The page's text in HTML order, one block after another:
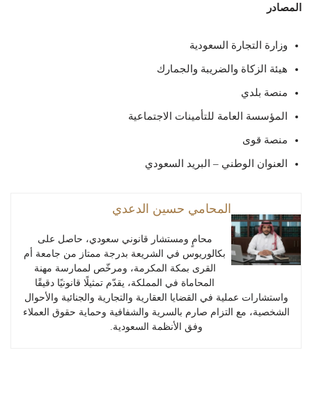
المصادر
وزارة التجارة السعودية
هيئة الزكاة والضريبة والجمارك
منصة بلدي
المؤسسة العامة للتأمينات الاجتماعية
منصة قوى
العنوان الوطني – البريد السعودي
المحامي حسين الدعدي
محامٍ ومستشار قانوني سعودي، حاصل على
بكالوريوس في الشريعة بدرجة ممتاز من جامعة أم
القرى بمكة المكرمة، ومرخّص لممارسة مهنة
المحاماة في المملكة، يقدّم تمثيلًا قانونيًا دقيقًا
واستشارات عملية في القضايا العقارية والتجارية والجنائية والأحوال
الشخصية، مع التزام صارم بالسرية والشفافية وحماية حقوق العملاء
وفق الأنظمة السعودية.